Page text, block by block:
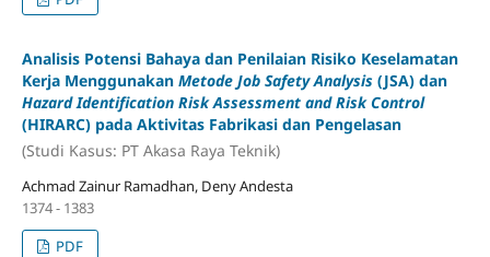
Analisis Potensi Bahaya dan Penilaian Risiko Keselamatan
Kerja Menggunakan Metode Job Safety Analysis (JSA) dan
Hazard Identification Risk Assessment and Risk Control
(HIRARC) pada Aktivitas Fabrikasi dan Pengelasan
(Studi Kasus: PT Akasa Raya Teknik)
Achmad Zainur Ramadhan, Deny Andesta
1374 - 1383
PDF